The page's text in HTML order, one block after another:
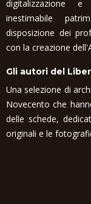
digitalizzazione
inestimabile
disposizione dei
con la creazione
Gli autori del
Una selezione di
Novecento che
delle schede,
originali e le